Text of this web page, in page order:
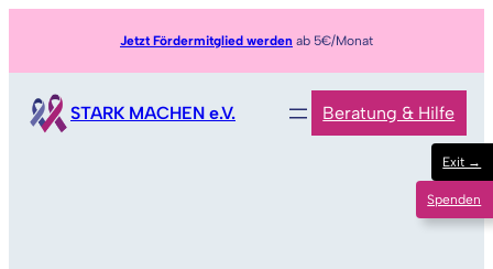
Jetzt Fördermitglied werden ab 5€/Monat
STARK MACHEN e.V. Beratung & Hilfe
Exit →
Spenden